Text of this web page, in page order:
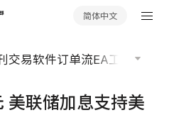
简体中文
交易软件订单流EA工具库
美联储加息支持美